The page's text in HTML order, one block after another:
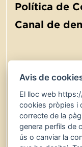
Política de
Canal de
900
Avis de
El lloc web
cookies pròpies i
correcte de la
genera perfils de
ús o canviar la